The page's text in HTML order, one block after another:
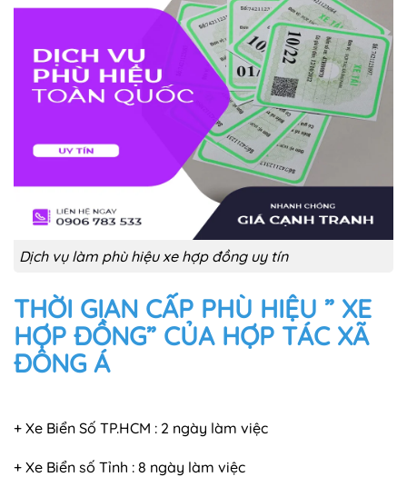
Dịch vụ làm phù hiệu xe hợp đồng uy tín
THỜI GIAN CẤP PHÙ HIỆU ” XE
HỢP ĐỒNG” CỦA HỢP TÁC XÃ
ĐÔNG Á
+ Xe Biển Số TP.HCM : 2 ngày làm việc
+ Xe Biển số Tỉnh : 8 ngày làm việc